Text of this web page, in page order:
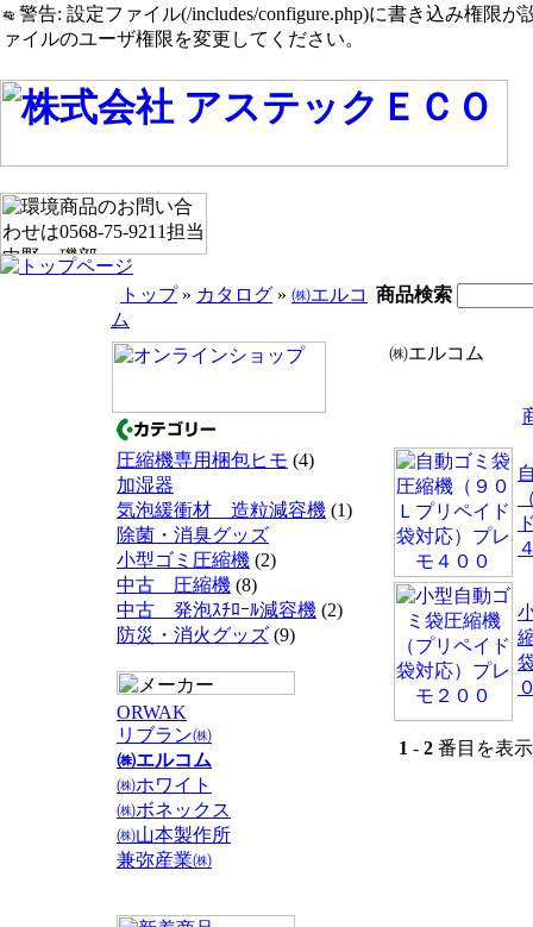
警告: 設定ファイル(/includes/configure.php)に書き込み権限が
ァイルのユーザ権限を変更してください。
トップ» カタログ » ㈱エルコ
ム
商品検索
圧縮機専用梱包ヒモ (4)
加湿器
気泡緩衝材 造粒減容機 (1)
除菌・消臭グッズ
小型ゴミ圧縮機 (2)
中古 圧縮機 (8)
中古 発泡ｽﾁﾛｰﾙ減容機 (2)
防災・消火グッズ (9)
ORWAK
リブラン㈱
㈱エルコム
㈱ホワイト
㈱ボネックス
㈱山本製作所
兼弥産業㈱
㈱エルコム
1 - 2 番目を表